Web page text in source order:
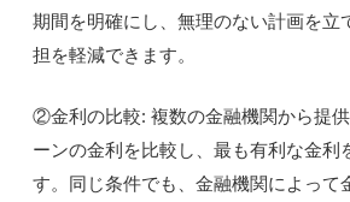
期間を明確にし、無理のない計画を立
担を軽減できます。
②金利の比較: 複数の金融機関から提
ーンの金利を比較し、最も有利な金利
す。同じ条件でも、金融機関によって